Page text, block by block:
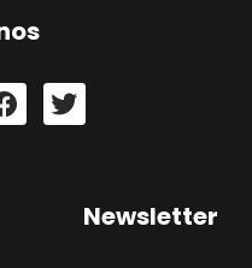
Newsletter